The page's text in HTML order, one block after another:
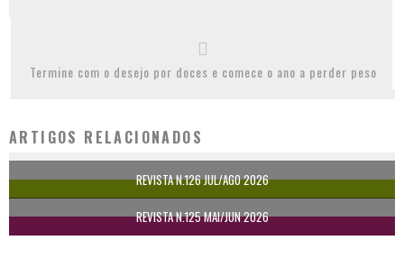
Termine com o desejo por doces e comece o ano a perder peso
ARTIGOS RELACIONADOS
REVISTA N.126 JUL/AGO 2026
REVISTA N.125 MAI/JUN 2026